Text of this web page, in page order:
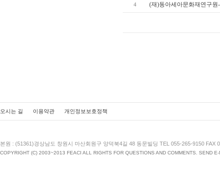
4 (재)동아세아문화재연구
오시는 길 이용약관 개인정보보호정책
본원 : (51361)경상남도 창원시 마산회원구 양덕북4길 48 동문빌딩 TEL 055-265-9150 FAX
COPYRIGHT (C) 2003~2013 FEACI ALL RIGHTS FOR QUESTIONS AND COMMENTS. SEND